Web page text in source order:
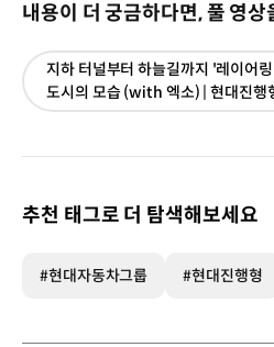
내용이 더 궁금하다면, 풀 영
지하 터널부터 하늘길까지 '레이어
도시의 모습 (with 엑소) | 현대진행
추천 태그로 더 탐색해보세요
#현대자동차그룹 #현대진행형